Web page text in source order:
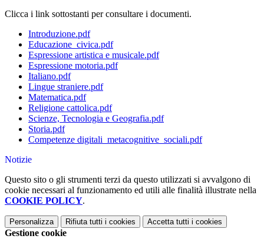
Clicca i link sottostanti per consultare i documenti.
Introduzione.pdf
Educazione_civica.pdf
Espressione artistica e musicale.pdf
Espressione motoria.pdf
Italiano.pdf
Lingue straniere.pdf
Matematica.pdf
Religione cattolica.pdf
Scienze, Tecnologia e Geografia.pdf
Storia.pdf
Competenze digitali_metacognitive_sociali.pdf
Notizie
Questo sito o gli strumenti terzi da questo utilizzati si avvalgono di
cookie necessari al funzionamento ed utili alle finalità illustrate nella
COOKIE POLICY.
Personalizza Rifiuta tutti i cookies Accetta tutti i cookies
Gestione cookie